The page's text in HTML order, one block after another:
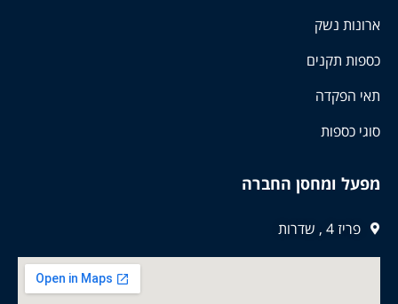
ארונות נשק
כספות תקנים
תאי הפקדה
סוגי כספות
מפעל ומחסן החברה
פריז 4 , שדרות